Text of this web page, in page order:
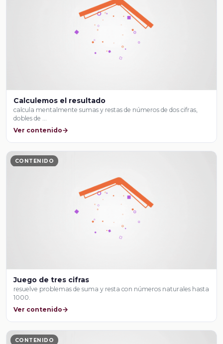
Calculemos el resultado
calcula mentalmente sumas y restas de números de dos cifras,
dobles de …
Ver contenido
CONTENIDO
Juego de tres cifras
resuelve problemas de suma y resta con números naturales hasta
1000.
Ver contenido
CONTENIDO